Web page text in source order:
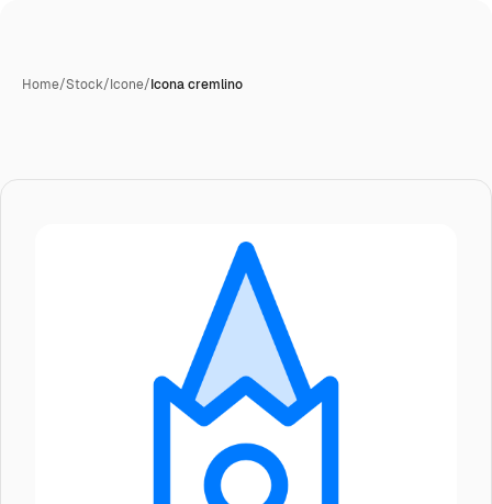
Home/Stock/Icone/Icona cremlino